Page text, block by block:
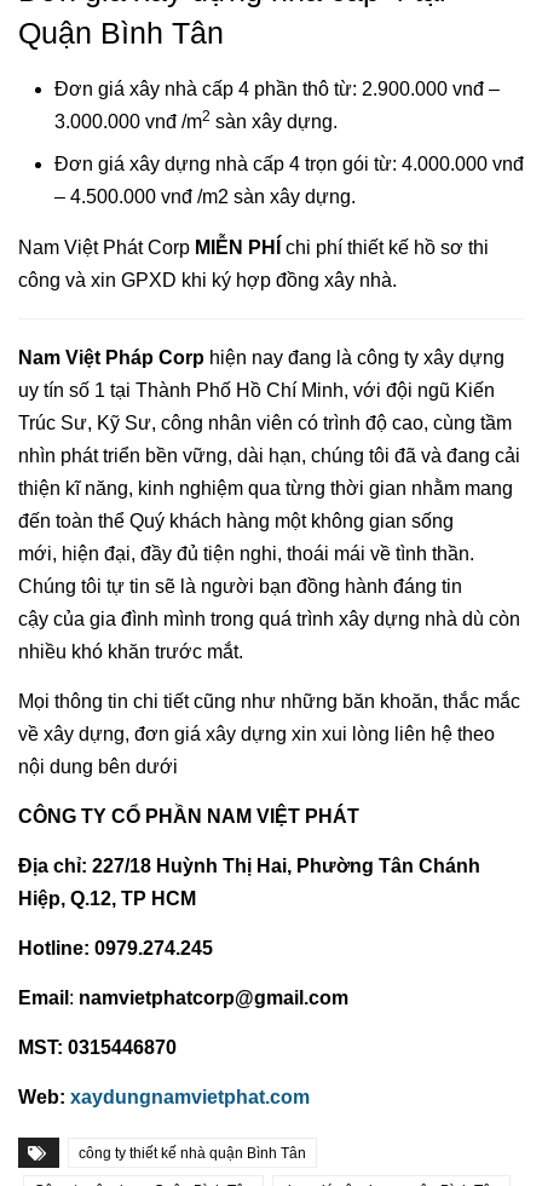
Quận Bình Tân
Đơn giá xây nhà cấp 4 phần thô từ: 2.900.000 vnđ –
3.000.000 vnđ /m2 sàn xây dựng.
Đơn giá xây dựng nhà cấp 4 trọn gói từ: 4.000.000 vnđ
– 4.500.000 vnđ /m2 sàn xây dựng.
Nam Việt Phát Corp MIỄN PHÍ
chi phí thiết kế hồ sơ thi
công và xin GPXD khi ký hợp đồng xây nhà.
Nam Việt Pháp Corp hiện nay đang là công ty xây dựng
uy tín số 1 tại Thành Phố Hồ Chí Minh, với đội ngũ Kiến
Trúc Sư, Kỹ Sư, công nhân viên có trình độ cao, cùng tầm
nhìn phát triển bền vững, dài hạn, chúng tôi đã và đang cải
thiện kĩ năng, kinh nghiệm qua từng thời gian nhằm mang
đến toàn thể Quý khách hàng một không gian sống
mới, hiện đại, đầy đủ tiện nghi, thoái mái về tình thần.
Chúng tôi tự tin sẽ là người bạn đồng hành đáng tin
cậy của gia đình mình trong quá trình xây dựng nhà dù còn
nhiều khó khăn trước mắt.
Mọi thông tin chi tiết cũng như những băn khoăn, thắc mắc
về xây dựng, đơn giá xây dựng xin xui lòng liên hệ theo
nội dung bên dưới
CÔNG TY CỔ PHẦN NAM VIỆT PHÁT
Địa chỉ: 227/18 Huỳnh Thị Hai, Phường Tân Chánh
Hiệp, Q.12, TP HCM
Hotline: 0979.274.245
Email : namvietphatcorp@gmail.com
MST: 0315446870
Web: xaydungnamvietphat.com
công ty thiết kế nhà quận Bình Tân